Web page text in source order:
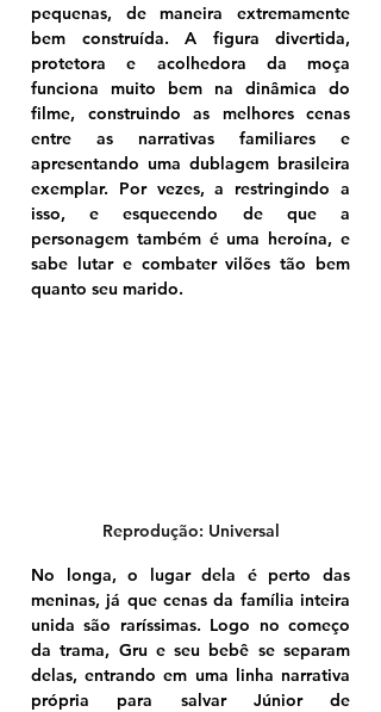
pequenas, de maneira extremamente
bem construída. A figura divertida,
protetora e acolhedora da moça
funciona muito bem na dinâmica do
filme, construindo as melhores cenas
entre as narrativas familiares e
apresentando uma dublagem brasileira
exemplar. Por vezes, a restringindo a
isso, e esquecendo de que a
personagem também é uma heroína, e
sabe lutar e combater vilões tão bem
quanto seu marido.
Reprodução: Universal
No longa, o lugar dela é perto das
meninas, já que cenas da família inteira
unida são raríssimas. Logo no começo
da trama, Gru e seu bebê se separam
delas, entrando em uma linha narrativa
própria para salvar Júnior de